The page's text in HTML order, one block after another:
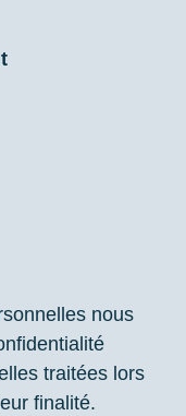
nous
traitées lors
finalité.